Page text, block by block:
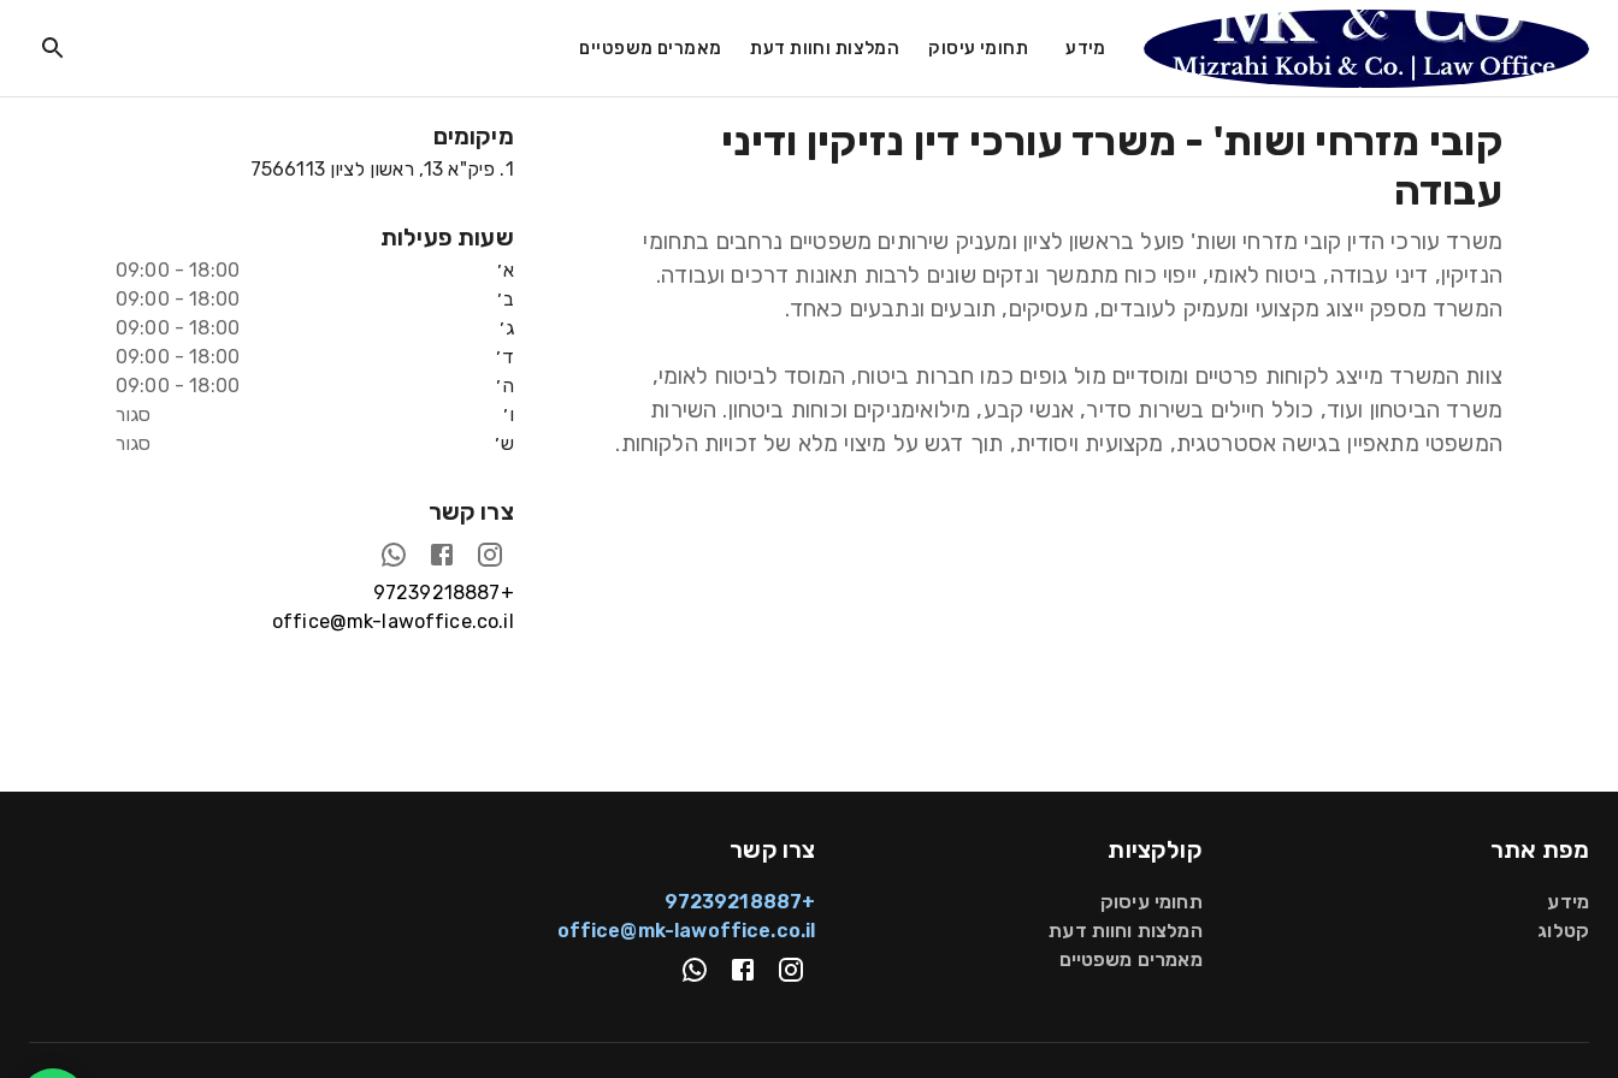
מידע תחומי עיסוק המלצות וחוות דעת מאמרים משפטיים
קובי מזרחי ושות' - משרד עורכי דין נזיקין ודיני
עבודה
המשפטי מתאפיין בגישה אסטרטגית, מקצועית ויסודית, תוך דגש על מיצוי מלא של זכויות הלקוחות.
מיקומים
1
. פיק"א 13, ראשון לציון 7566113
שעות פעילות
א׳
18:00 - 09:00
ב׳
18:00 - 09:00
ג׳
18:00 - 09:00
ד׳
18:00 - 09:00
ה׳
18:00 - 09:00
ו׳
סגור
ש׳
סגור
צרו קשר
+97239218887
office@mk-lawoffice.co.il
מפת אתר
מידע
קטלוג
קולקציות
תחומי עיסוק
המלצות וחוות דעת
מאמרים משפטיים
צרו קשר
+97239218887
office@mk-lawoffice.co.il